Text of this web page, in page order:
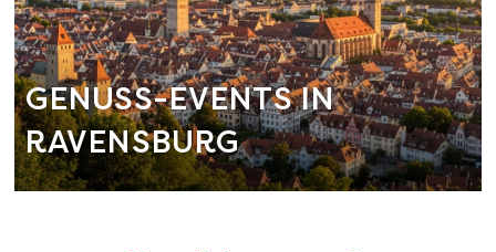
GENUSS-EVENTS IN
RAVENSBURG